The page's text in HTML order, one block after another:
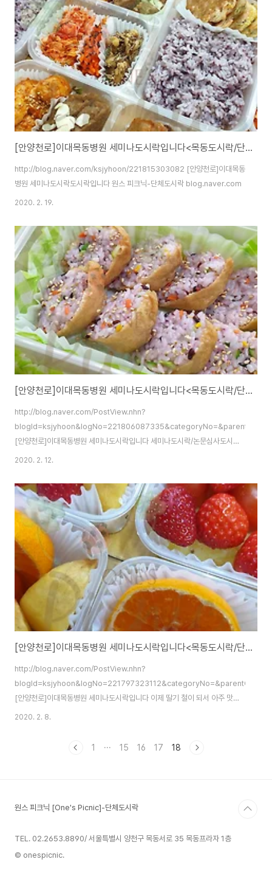
[안양천로]이대목동병원 세미나도시락입니다<목동도시락/단체도시락/도시락케이터링:원스피크닉>
http://blog.naver.com/ksjyhoon/221815303082 [안양천로]이대목동
병원 세미나도시락도시락입니다 원스 피크닉-단체도시락 blog.naver.com
2020. 2. 19.
[안양천로]이대목동병원 세미나도시락입니다<목동도시락/단체도시락/도시락케이터링:원스 피크닉>
http://blog.naver.com/PostView.nhn?
[안양천로]이대목동병원 세미나도시락입니다 세미나도시락/논문심사도시락/
간식도시락/웨딩촬영도시락/하객도시락/생일도시락/체육대회도시락/서포트
2020. 2. 12.
[안양천로]이대목동병원 세미나도시락입니다<목동도시락/단체도시락/도시락케이터링:원스피크닉>
http://blog.naver.com/PostView.nhn?
[안양천로]이대목동병원 세미나도시락입니다 이제 딸기 철이 되서 아주 맛있
고 달콤한 딸기가 나오기 시작을 했어요.가격이 좀 후덜덜하지만그래도 맛있...
2020. 2. 8.
1 ··· 15 16 17 18
원스 피크닉 [One's Picnic]-단체도시락
TEL. 02.2653.8890/ 서울특별시 양천구 목동서로 35 목동프라자 1층
© onespicnic.